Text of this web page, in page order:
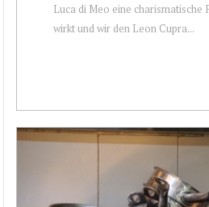
Luca di Meo eine charismatische
wirkt und wir den Leon Cupra...